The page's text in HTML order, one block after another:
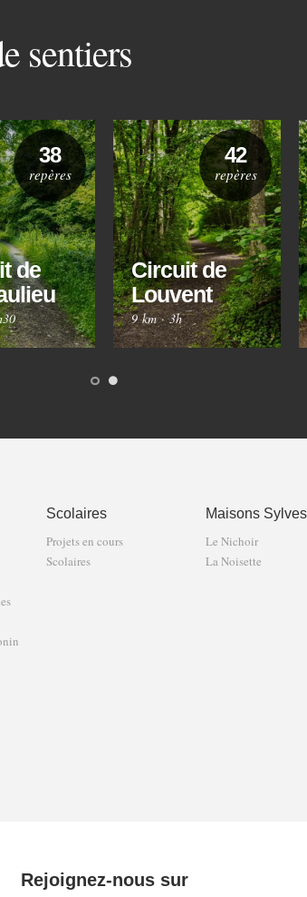
sentiers
de
38
repères
Circuit de
Louvent
9 km·3h
42
repères
Scolaires
Projets en cours
Scolaires
Maisons
Le Nichoir
La Noisette
Rejoignez-nous sur